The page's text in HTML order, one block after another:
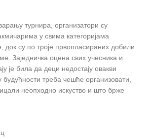
турнира, организатори су
у свима категоријама
док су по троје првопласираних добили
Заједничка оцена свих учесника и
је била да деци недостају овакви
треба чешће организовати,
неопходно искуство и што брже